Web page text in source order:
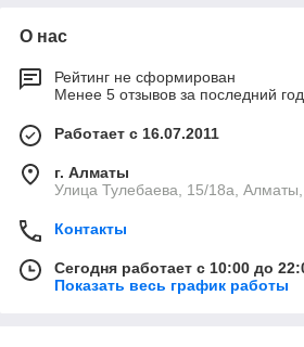
О нас
Рейтинг не сформирован
Менее 5 отзывов за последний год
Работает с 16.07.2011
г. Алматы
Улица Тулебаева, 15/18а, Алматы,
Контакты
Сегодня работает с 10:00 до
Показать весь график работы